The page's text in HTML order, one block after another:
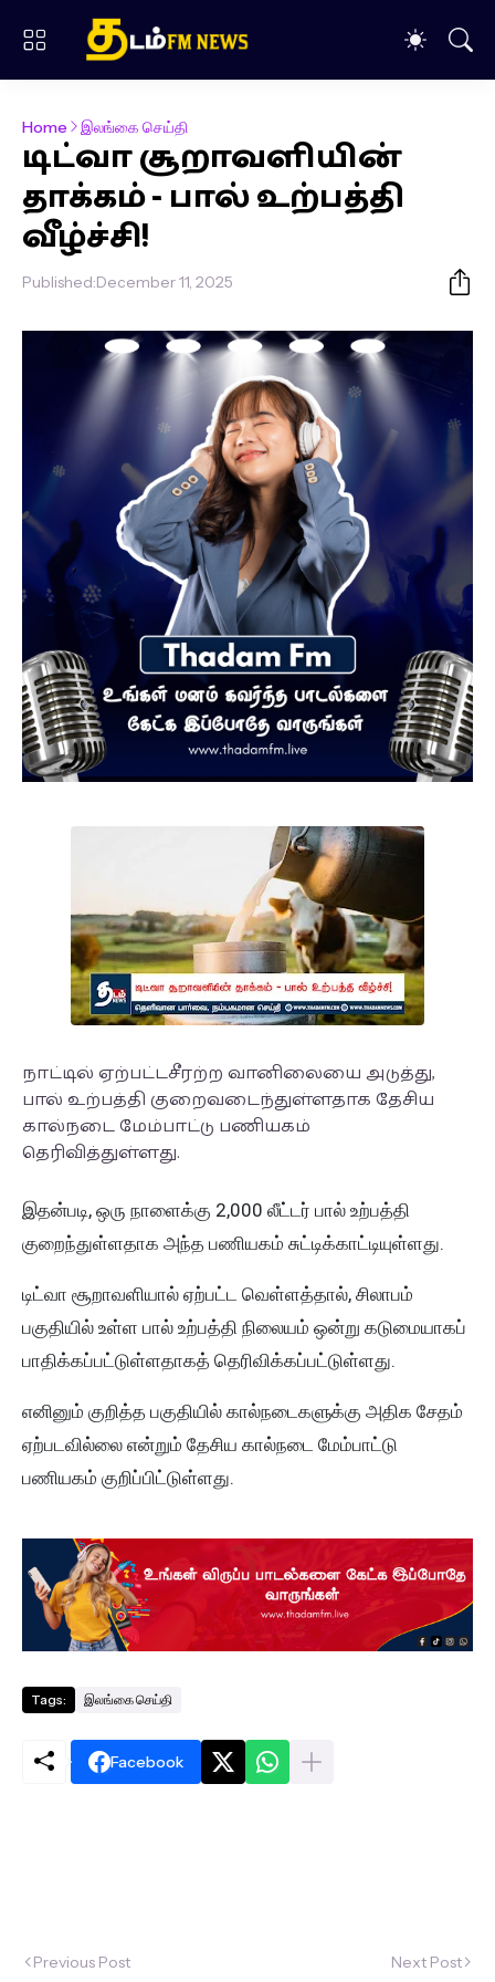
Home இலங்கை செய்தி
டிட்வா சூறாவளியின்
தாக்கம் - பால் உற்பத்தி
வீழ்ச்சி!
Published:December 11, 2025
நாட்டில் ஏற்பட்டசீரற்ற வானிலையை அடுத்து,
பால் உற்பத்தி குறைவடைந்துள்ளதாக தேசிய
கால்நடை மேம்பாட்டு பணியகம்
தெரிவித்துள்ளது.
இதன்படி, ஒரு நாளைக்கு 2,000 லீட்டர் பால் உற்பத்தி
குறைந்துள்ளதாக அந்த பணியகம் சுட்டிக்காட்டியுள்ளது.
டிட்வா சூறாவளியால் ஏற்பட்ட வெள்ளத்தால், சிலாபம்
பகுதியில் உள்ள பால் உற்பத்தி நிலையம் ஒன்று கடுமையாகப்
பாதிக்கப்பட்டுள்ளதாகத் தெரிவிக்கப்பட்டுள்ளது.
எனினும் குறித்த பகுதியில் கால்நடைகளுக்கு அதிக சேதம்
ஏற்படவில்லை என்றும் தேசிய கால்நடை மேம்பாட்டு
பணியகம் குறிப்பிட்டுள்ளது.
Tags: இலங்கை செய்தி
Facebook
Previous Post Next Post